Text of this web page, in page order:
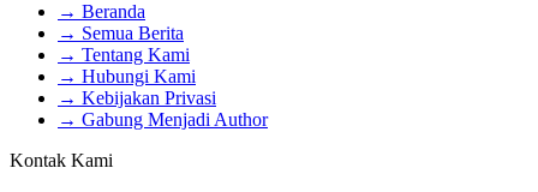
→ Beranda
→ Semua Berita
→ Tentang Kami
→ Hubungi Kami
→ Kebijakan Privasi
→ Gabung Menjadi Author
Kontak Kami